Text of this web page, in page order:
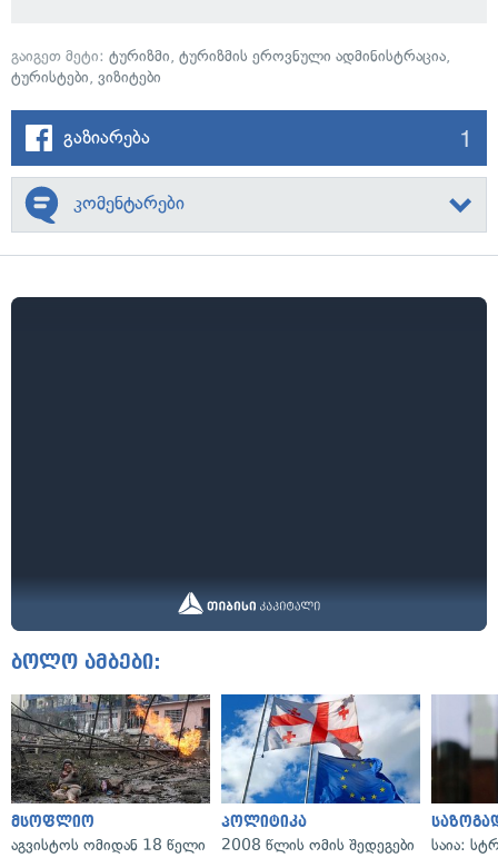
გაიგეთ მეტი: ტურიზმი, ტურიზმის ეროვნული ადმინისტრაცია,
ტურისტები, ვიზიტები
გაზიარება 1
კომენტარები
ბოლო ამბები:
მსოფლიო
აგვისტოს ომიდან 18 წელი
პოლიტიკა
2008 წლის ომის შედეგები
საია: